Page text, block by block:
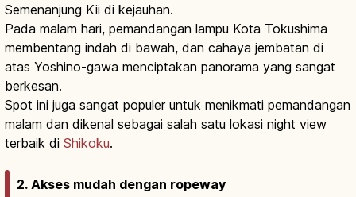
Semenanjung Kii di kejauhan.
Pada malam hari, pemandangan lampu Kota Tokushima
membentang indah di bawah, dan cahaya jembatan di
atas Yoshino-gawa menciptakan panorama yang sangat
berkesan.
Spot ini juga sangat populer untuk menikmati pemandangan
malam dan dikenal sebagai salah satu lokasi night view
terbaik di Shikoku.
2. Akses mudah dengan ropeway